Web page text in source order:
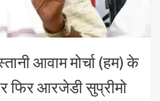
आवाम मोर्चा (हम) के
फिर आरजेडी सुप्रीमो